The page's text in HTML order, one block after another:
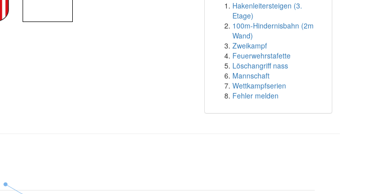
Hakenleitersteigen (3.
Etage)
100m-Hindernisbahn (2m
Wand)
Zweikampf
Feuerwehrstafette
Löschangriff nass
Mannschaft
Wettkampfserien
Fehler melden